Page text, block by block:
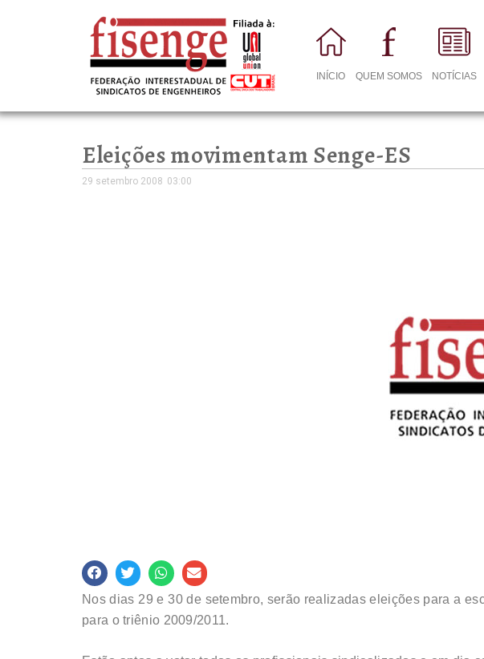
INÍCIO QUEM SOMOS NOTÍCIAS
Eleições movimentam Senge-ES
29 setembro 2008 03:00
Nos dias 29 e 30 de setembro, serão realizadas eleições para a
para o triênio 2009/2011.